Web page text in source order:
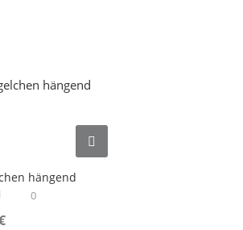
hängend
0